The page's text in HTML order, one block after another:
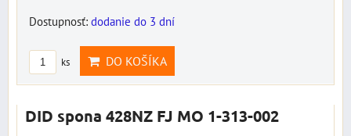
Dostupnosť: dodanie do 3 dní
ks DO KOŠÍKA
DID spona 428NZ FJ MO 1-313-002